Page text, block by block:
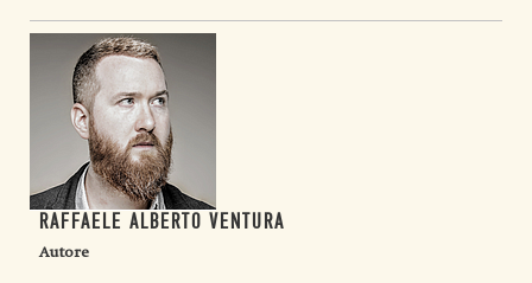
RAFFAELE ALBERTO VENTURA
Autore